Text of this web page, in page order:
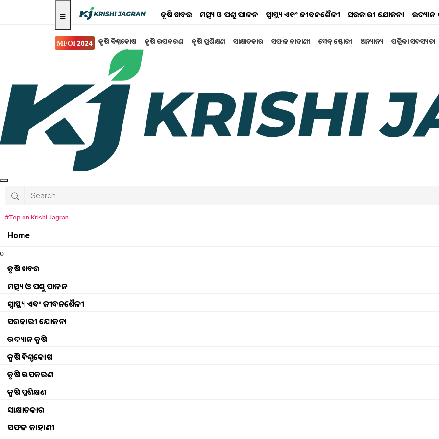
କୃଷି ଖବର ମତ୍ସ୍ୟ ଓ ପଶୁ ପାଳନ ସ୍ୱାସ୍ଥ୍ୟ ଏବଂ ଜୀବନଶୈଳୀ ସରକାରୀ ଯୋଜନା ଉଦ୍ୟାନ
MFOI 2024 କୃଷି ବିଶ୍ବକୋଷ କୃଷି ଉପକରଣ କୃଷି ପ୍ରଶିକ୍ଷଣ ସାକ୍ଷାତକାର ସଫଳ କାହାଣୀ ୱେବ୍ ଷ୍ଟୋରୀ ଅନ୍ୟାନ୍ୟ ପତ୍ରିକା ସଦସ୍ୟତା
#Top on Krishi Jagran
Home
o
କୃଷି ଖବର
ମତ୍ସ୍ୟ ଓ ପଶୁ ପାଳନ
ସ୍ୱାସ୍ଥ୍ୟ ଏବଂ ଜୀବନଶୈଳୀ
ସରକାରୀ ଯୋଜନା
ଉଦ୍ୟାନ କୃଷି
କୃଷି ବିଶ୍ବକୋଷ
କୃଷି ଉପକରଣ
କୃଷି ପ୍ରଶିକ୍ଷଣ
ସାକ୍ଷାତକାର
ସଫଳ କାହାଣୀ
ମତ୍ସ୍ୟ ଓ ପଶୁ ପାଳନ
ଛେଳିଚାଷ କଲେ ମିଳିବ ସରକାରୀ ସହାୟତା
ଛେଳି ଚାଷ କଲେ ମିଳିବ ସରକାରୀ ସହାୟତା l ଯେଉଁ ସହାୟତା ନେଇ ଜଣେ ଛେଳି ଚାଷ କରି ନିଜ ବ୍ୟବସାୟ
କରିପାରିବ l ଯଦି ତୁମେ ଜଣେ ଯୁବକ ଏବଂ ଏକ ନୂତନ ଚାକିରୀ ଖୋଜୁଛ, ତେବେ ସେଣ୍ଟ୍ରାଲ୍ ଛେଳି ଅନୁସନ୍ଧାନ ପ୍ରତିଷ୍ଠାନ
(CIRG)ର ଏହି ଯୋଜନା ବିଷୟରେ ଜାଣିବା ନିହାତି ଆବଶ୍ୟକ |